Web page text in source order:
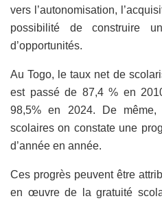
vers l’autonomisation,
possibilité de construire
d’opportunités.
Au Togo, le taux net de
est passé de 87,4 % en
98,5% en 2024. De
scolaires on constate une
d’année en année.
Ces progrès peuvent être
en œuvre de la gratuité